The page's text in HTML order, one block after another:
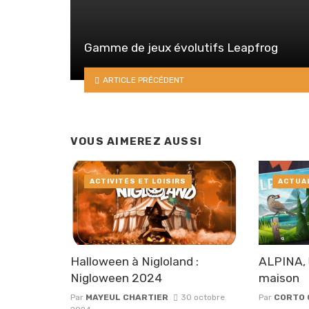
Gamme de jeux évolutifs Leapfrog
ARTICLE PRÉCÉDENT
VOUS AIMEREZ AUSSI
Halloween à Nigloland :
Nigloween 2024
Par MAYEUL CHARTIER
30 octobre
ACTIVITÉS ET LOISIRS
ALPINA,
maison
Par CORTO